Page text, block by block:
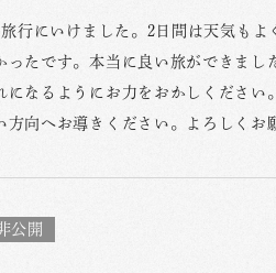
行にいけました。2日間は天気も
たです。本当に良い旅ができま
なるようにお力をおかしくださ
向へお導きください。よろしくお